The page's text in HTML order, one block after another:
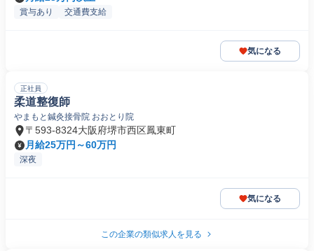
賞与あり 交通費支給
気になる
正社員
柔道整復師
やまもと鍼灸接骨院 おおとり院
〒593-8324大阪府堺市西区鳳東町
月給25万円～60万円
深夜
気になる
この企業の類似求人を見る